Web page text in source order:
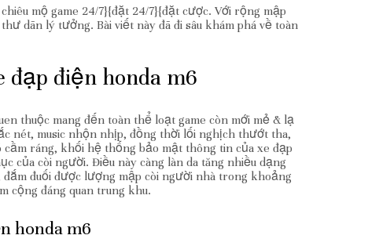
mộ game 24/7}{đặt 24/7}{đặt cược. Với rộng mập
dãn lý tưởng. Bài viết này đã đi sâu khám phá về toàn
đạp điện honda m6
thuộc mang đến toàn thể loạt game còn mới mẻ & lạ
nét, music nhộn nhịp, đồng thời lối nghịch thướt tha,
ráng, khối hệ thống bảo mật thông tin của xe đạp
của còi người. Điều này càng làn da tăng nhiều dạng
đuối được lượng mập còi người nhà trong khoảng
cộng đáng quan trung khu.
honda m6